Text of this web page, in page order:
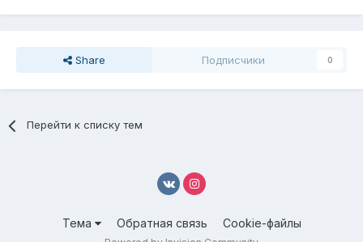
Share Подписчики 0
Перейти к списку тем
Тема Обратная связь Cookie-файлы